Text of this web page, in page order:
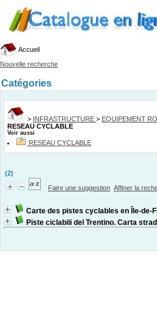
Accueil
Nouvelle recherche
Catégories
> INFRASTRUCTURE > EQUIPEMENT
RESEAU CYCLABLE
Voir aussi
RESEAU CYCLABLE
(2)
Faire une suggestion Affiner la
Carte des pistes cyclables en Île-de-
Piste ciclabili del Trentino. Carta